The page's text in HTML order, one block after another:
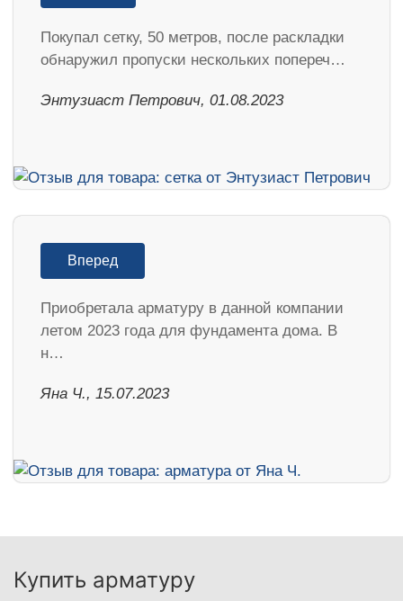
Покупал сетку, 50 метров, после раскладки
обнаружил пропуски нескольких попереч…
Энтузиаст Петрович, 01.08.2023
Вперед
Приобретала арматуру в данной компании
летом 2023 года для фундамента дома. В
н…
Яна Ч., 15.07.2023
Купить арматуру